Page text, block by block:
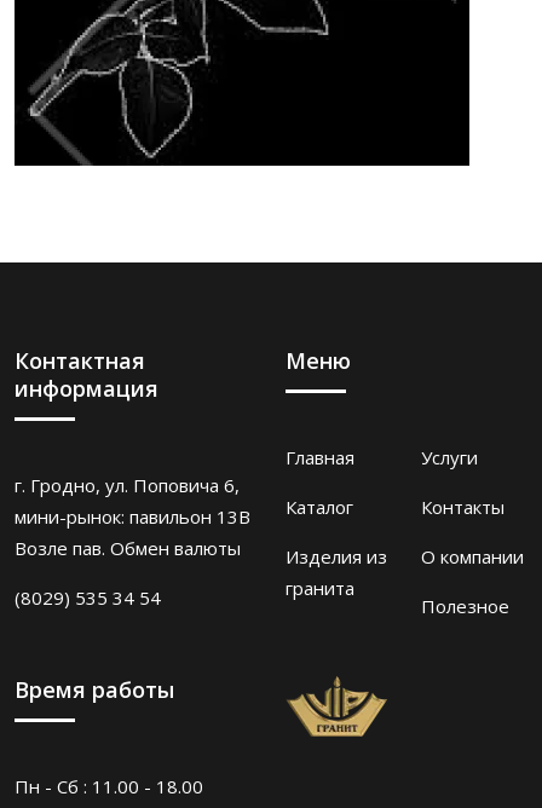
Контактная
информация
г. Гродно, ул. Поповича 6,
мини-рынок: павильон 13В
Возле пав. Обмен валюты
(8029) 535 34 54
Меню
Главная
Каталог
Изделия из
гранита
Услуги
Контакты
О компании
Полезное
Время работы
Пн - Сб : 11.00 - 18.00